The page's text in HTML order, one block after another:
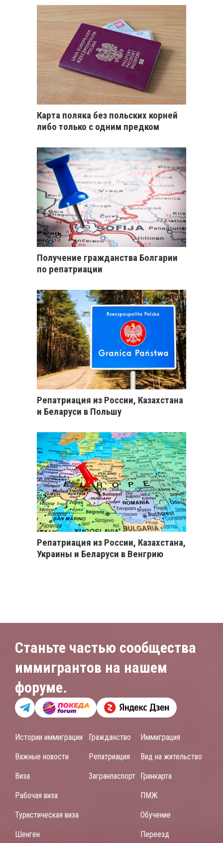
Карта поляка без польских корней
либо только с одним предком
Получение гражданства Болгарии
по репатриации
Репатриация из России, Казахстана
и Беларуси в Польшу
Репатриация из России, Казахстана,
Украины и Беларуси в Венгрию
Станьте частью сообщества
иммигрантов на нашем
форуме.
Истории иммиграции
Важные новости
Виза
Рабочая виза
Туристическая виза
Шенген
Гражданство
Репатриация
Загранпаспорт
Иммиграция
Вид на жительство
Гринкарта
ПМЖ
Обучение
Переезд